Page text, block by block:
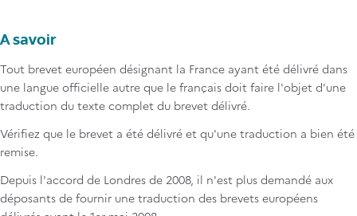
A savoir
Tout brevet européen désignant la France ayant été délivré dans
une langue officielle autre que le français doit faire l'objet d'une
traduction du texte complet du brevet délivré.
Vérifiez que le brevet a été délivré et qu'une traduction a bien été
remise.
Depuis l'accord de Londres de 2008, il n'est plus demandé aux
déposants de fournir une traduction des brevets européens